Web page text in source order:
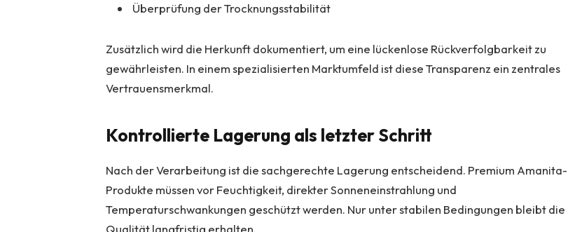
Überprüfung der Trocknungsstabilität
Zusätzlich wird die Herkunft dokumentiert, um eine lückenlose Rückverfolgbarkeit zu
gewährleisten. In einem spezialisierten Marktumfeld ist diese Transparenz ein zentrales
Vertrauensmerkmal.
Kontrollierte Lagerung als letzter Schritt
Nach der Verarbeitung ist die sachgerechte Lagerung entscheidend. Premium Amanita-
Produkte müssen vor Feuchtigkeit, direkter Sonneneinstrahlung und
Temperaturschwankungen geschützt werden. Nur unter stabilen Bedingungen bleibt die